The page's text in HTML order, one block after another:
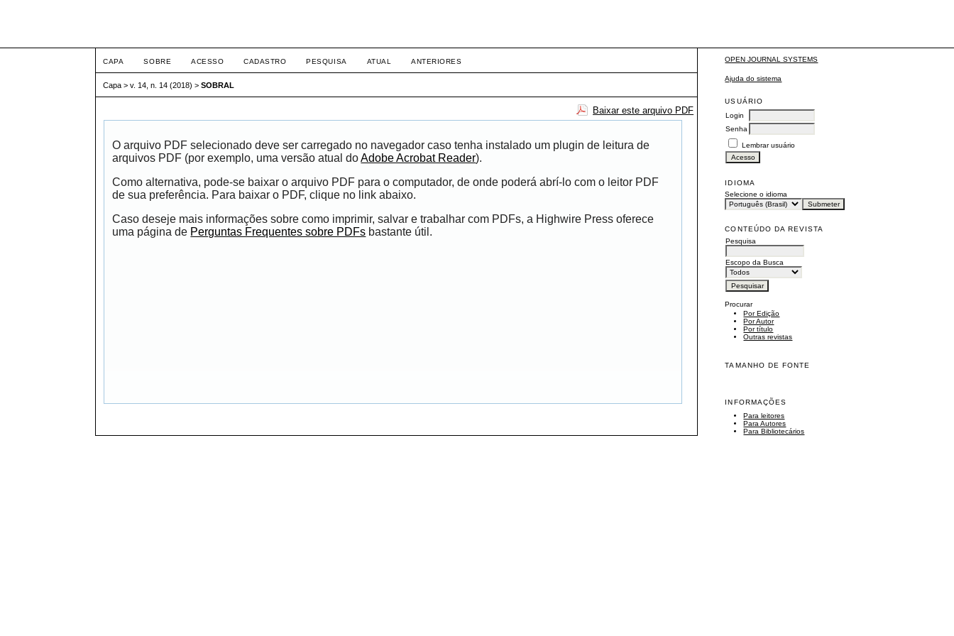
OPEN JOURNAL SYSTEMS
Ajuda do sistema
USUÁRIO
Login
Senha
Lembrar usuário
IDIOMA
Selecione o idioma
CONTEÚDO DA REVISTA
Pesquisa
Escopo da Busca
Procurar
Por Edição
Por Autor
Por título
Outras revistas
TAMANHO DE FONTE
INFORMAÇÕES
Para leitores
Para Autores
Para Bibliotecários
CAPA SOBRE ACESSO CADASTRO PESQUISA ATUAL ANTERIORES
Capa >v. 14, n. 14 (2018) >SOBRAL
Baixar este arquivo PDF
O arquivo PDF selecionado deve ser carregado no navegador caso tenha instalado um plugin de leitura de
arquivos PDF (por exemplo, uma versão atual doAdobe Acrobat Reader).
Como alternativa, pode-se baixar o arquivo PDF para o computador, de onde poderá abrí-lo com o leitor PDF
de sua preferência. Para baixar o PDF, clique no link abaixo.
Caso deseje mais informações sobre como imprimir, salvar e trabalhar com PDFs, a Highwire Press oferece
uma página de Perguntas Frequentes sobre PDFs bastante útil.